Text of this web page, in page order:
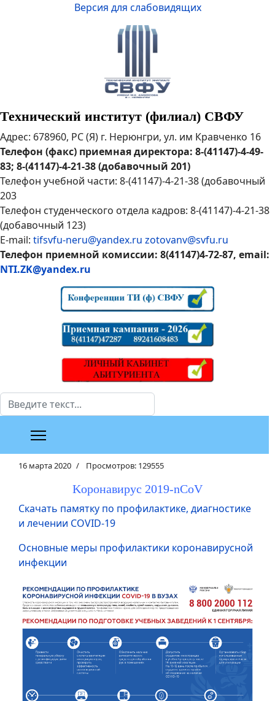
Версия для слабовидящих
Технический институт (филиал) СВФУ
Адрес: 678960, РС (Я) г. Нерюнгри, ул. им Кравченко 16
Телефон (факс) приемная директора: 8-(41147)-4-49-
83; 8-(41147)-4-21-38 (добавочный 201)
Телефон учебной части: 8-(41147)-4-21-38 (добавочный
203
Телефон студенческого отдела кадров: 8-(41147)-4-21-38
(добавочный 123)
E-mail: tifsvfu-neru@yandex.ru zotovanv@svfu.ru
Телефон приемной комиссии: 8(41147)4-72-87, email:
NTI.ZK@yandex.ru
Поиск
16 марта 2020 Просмотров: 129555
Kоронавирус 2019-nCoV
Скачать памятку по профилактике, диагностике
и лечении COVID-19
Основные меры профилактики коронавирусной
инфекции